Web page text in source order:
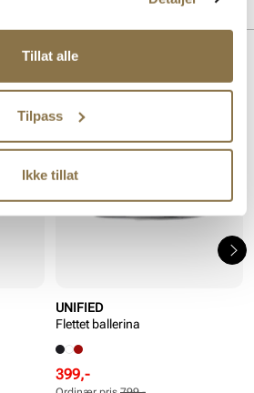
Tillat alle
Tilpass
Ikke tillat
UNIFIED
Flettet ballerina
Rabattert
399,-
Ordinær
SALG